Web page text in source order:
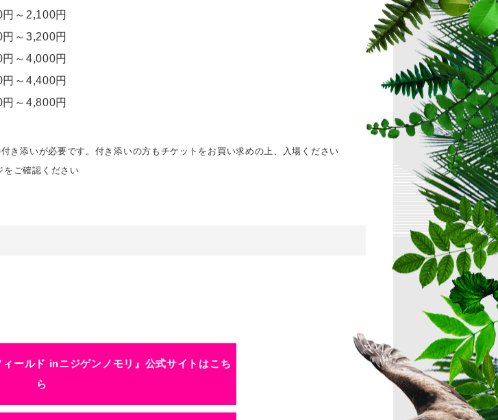
～2,100円
～3,200円
～4,000円
～4,400円
～4,800円
き添いが必要です。付き添いの方もチケットをお買い求めの上、入場ください
をご確認ください
ィールド inニジゲンノモリ』公式サイトはこち
ら